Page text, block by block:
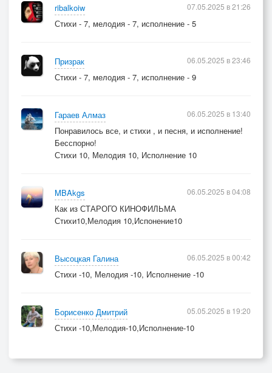
ribalkoiw
Стихи - 7, мелодия - 7, исполнение - 5
07.05.2025 в 21:26
Призрак
Стихи - 7, мелодия - 7, исполнение - 9
06.05.2025 в 23:46
Гараев Алмаз
Понравилось все, и стихи , и песня, и исполнение!
Бесспорно!
Стихи 10, Мелодия 10, Исполнение 10
06.05.2025 в 13:40
MBAkgs
Как из СТАРОГО КИНОФИЛЬМА
Стихи10,Мелодия 10,Испонение10
06.05.2025 в 04:08
Высоцкая Галина
Стихи -10, Мелодия -10, Исполнение -10
06.05.2025 в 00:42
Борисенко Дмитрий
Стихи -10,Мелодия-10,Исполнение-10
05.05.2025 в 19:20